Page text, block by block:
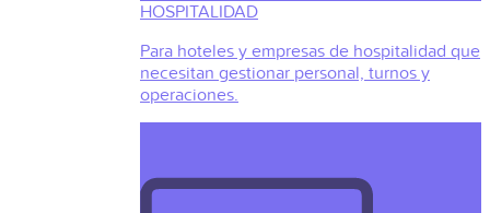
HOSPITALIDAD
Para hoteles y empresas de hospitalidad que
necesitan gestionar personal, turnos y
operaciones.